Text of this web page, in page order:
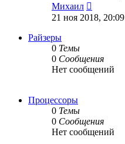
Михаил
к
21 ноя 2018, 20:09
Райзеры
0 Темы
0 Сообщения
Нет сообщений
Процессоры
0 Темы
0 Сообщения
Нет сообщений